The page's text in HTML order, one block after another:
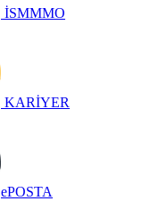
İSMMMO
KARİYER
ePOSTA